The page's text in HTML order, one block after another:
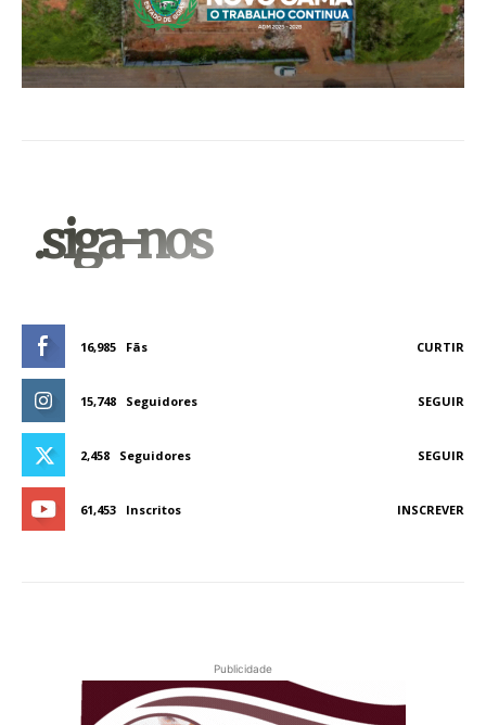
.siga-nos
16,985 Fãs CURTIR
15,748 Seguidores SEGUIR
2,458 Seguidores SEGUIR
61,453 Inscritos INSCREVER
Publicidade